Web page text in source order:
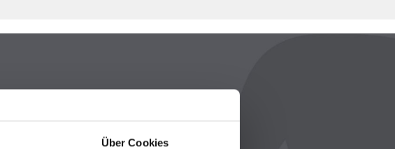
Über Cookies